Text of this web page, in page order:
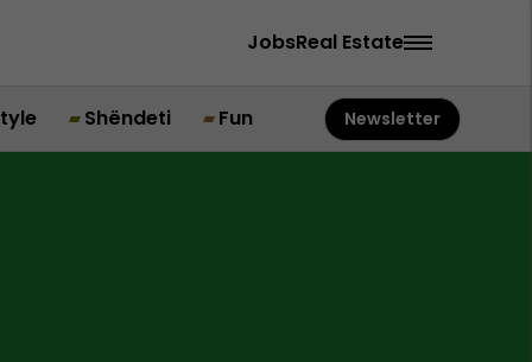
JobsReal Estate
Shëndeti Fun Newsletter